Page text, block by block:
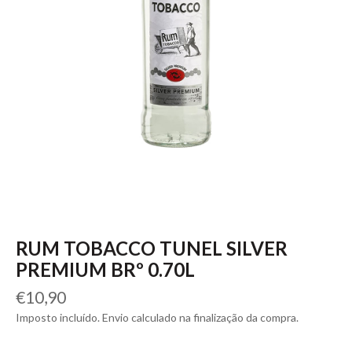
RUM TOBACCO TUNEL SILVER
PREMIUM BRº 0.70L
Preço
normal
€10,90
Imposto incluído. Envio calculado na finalização da compra.